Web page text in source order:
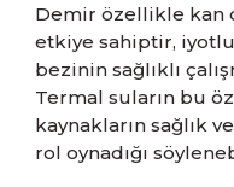
Demir özellikle kan
etkiye sahiptir,
bezinin sağlıklı
Termal suların bu
kaynakların sağlık
rol oynadığı